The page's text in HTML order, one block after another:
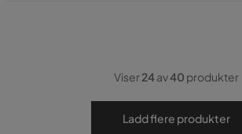
Viser24av40 produkter
Ladd flere produkter